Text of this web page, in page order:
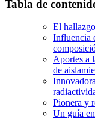
Tabla de
El
Influencia
Aportes a
de
Pionera y
Un guía